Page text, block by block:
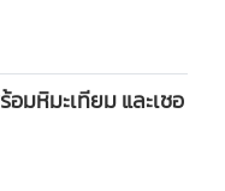
มหิมะเทียม และเชอ